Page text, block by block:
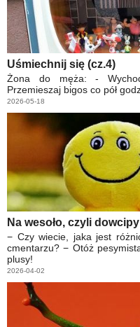
Uśmiechnij się (cz.4)
Żona do męża: -
Przemieszaj bigos co pół
2026-05-18
Na wesoło, czyli
− Czy wiecie, jaka jest
cmentarzu? − Otóż
plusy!
2026-04-02